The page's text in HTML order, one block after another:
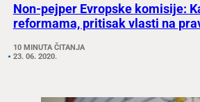
Non-pejper Evropske komisije:
reformama, pritisak vlasti na
10 MINUTA ČITANJA
23. 06. 2020.